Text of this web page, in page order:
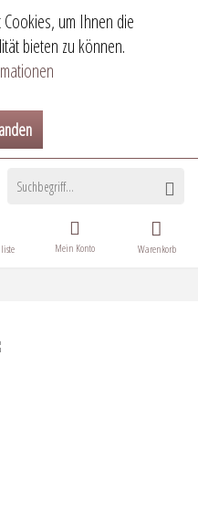
um Ihnen die
bieten zu können.
Warenkorb
Mein Konto